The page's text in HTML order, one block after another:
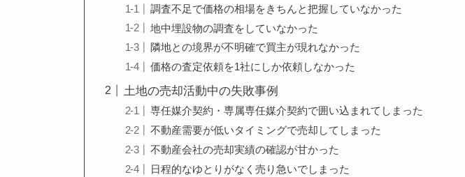
調査不足で価格の相場をきちんと把握していなかった
地中埋設物の調査をしていなかった
隣地との境界が不明確で買主が現れなかった
価格の査定依頼を1社にしか依頼しなかった
土地の売却活動中の失敗事例
専任媒介契約・専属専任媒介契約で囲い込まれてしまった
不動産需要が低いタイミングで売却してしまった
不動産会社の売却実績の確認が甘かった
日程的なゆとりがなく売り急いでしまった